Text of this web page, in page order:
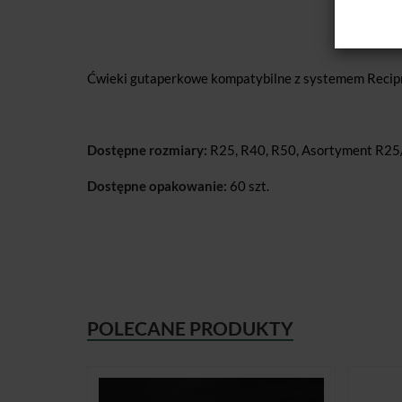
Ćwieki gutaperkowe kompatybilne z systemem
Dostępne rozmiary: R25, R40, R50, Asortyment
Dostępne opakowanie: 60 szt.
POLECANE PRODUKTY